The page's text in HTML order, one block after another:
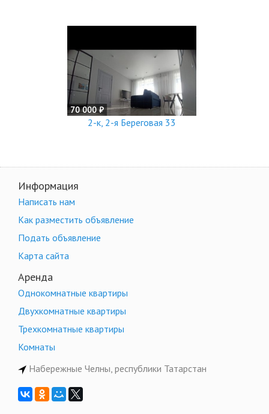
70 000 ₽
2-к, 2-я Береговая 33
Информация
Написать нам
Как разместить объявление
Подать объявление
Карта сайта
Аренда
Однокомнатные квартиры
Двухкомнатные квартиры
Трехкомнатные квартиры
Комнаты
Набережные Челны, республики Татарстан